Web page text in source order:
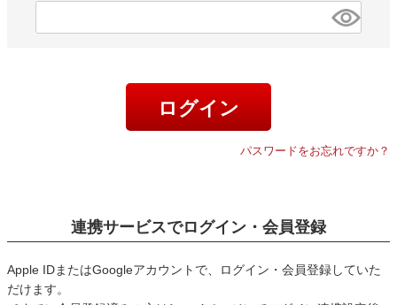
必
ログイン
パスワードをお忘れですか？
連携サービスでログイン・会員登録
Apple IDまたはGoogleアカウントで、ログイン・会員登録していた
だけます。